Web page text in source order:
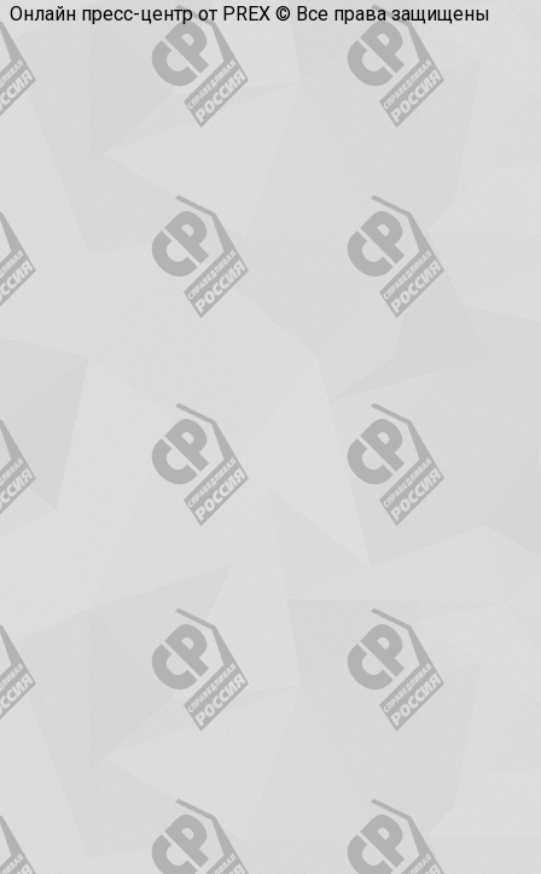
Онлайн пресс-центр от PREX © Все права защищены